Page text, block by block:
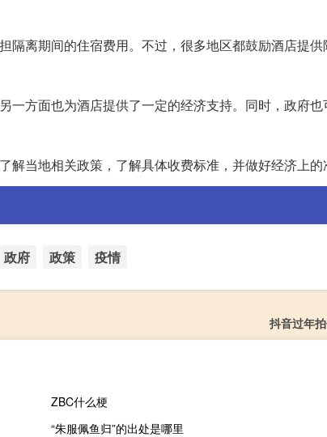
隔离期间的住宿费用。不过，很多地区都鼓励酒店提
一方面也为酒店提供了一定的经济支持。同时，政府
当地相关政策，了解具体收费标准，并做好经济上的
政府 政策 疫情
抖音过年
ZBC什么梗
“朱服佩鱼归”的出处是哪里